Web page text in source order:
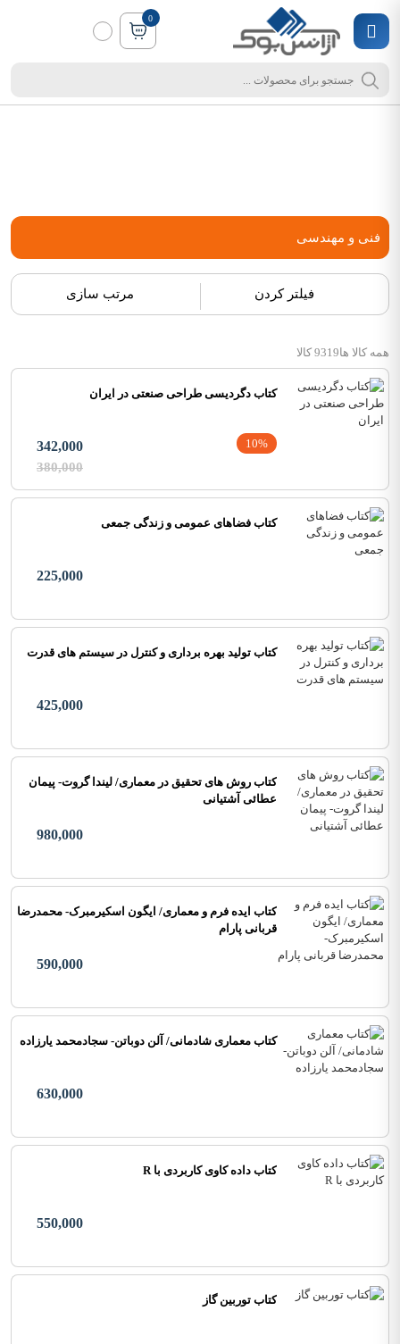
0
فنی و مهندسی
همه کالا ها9319 کالا
کتاب دگردیسی طراحی صنعتی در ایران
10%
342,000
380,000
کتاب فضاهای عمومی و زندگی جمعی
225,000
کتاب تولید بهره برداری و کنترل در سیستم های قدرت
425,000
کتاب روش های تحقیق در معماری/ لیندا گروت- پیمان
عطائی آشتیانی
980,000
کتاب ایده فرم و معماری/ ایگون اسکیرمبرک- محمدرضا
قربانی پارام
590,000
کتاب معماری شادمانی/ آلن دوباتن- سجادمحمد یارزاده
630,000
کتاب داده کاوی کاربردی با R
550,000
کتاب توربین گاز